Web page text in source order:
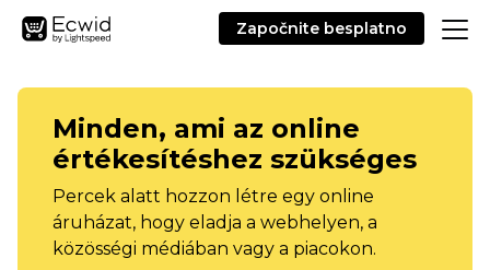
Započnite besplatno
Minden, ami az online
értékesítéshez szükséges
Percek alatt hozzon létre egy online
áruházat, hogy eladja a webhelyen, a
közösségi médiában vagy a piacokon.